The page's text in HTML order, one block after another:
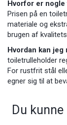
Hvorfor er
Prisen på en
materiale og
brugen af
Hvordan kan
toiletrulleholder
For rustfrit stål
egner sig til at
Du